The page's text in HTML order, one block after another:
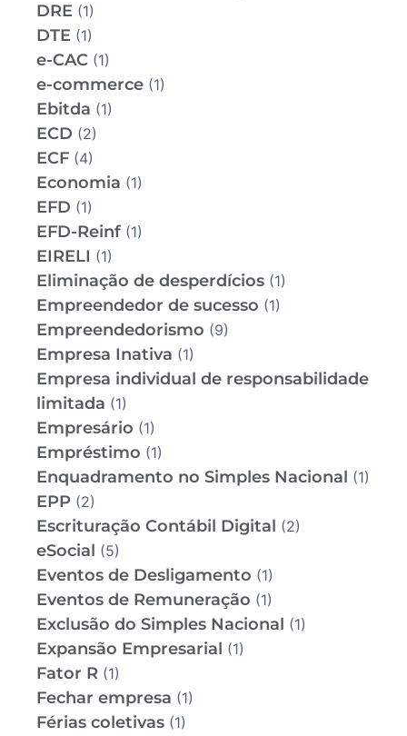
DRE (1)
DTE (1)
e-CAC (1)
e-commerce (1)
Ebitda (1)
ECD (2)
ECF (4)
Economia (1)
EFD (1)
EFD-Reinf (1)
EIRELI (1)
Eliminação de desperdícios (1)
Empreendedor de sucesso (1)
Empreendedorismo (9)
Empresa Inativa (1)
Empresa individual de responsabilidade
limitada (1)
Empresário (1)
Empréstimo (1)
Enquadramento no Simples Nacional (1)
EPP (2)
Escrituração Contábil Digital (2)
eSocial (5)
Eventos de Desligamento (1)
Eventos de Remuneração (1)
Exclusão do Simples Nacional (1)
Expansão Empresarial (1)
Fator R (1)
Fechar empresa (1)
Férias coletivas (1)